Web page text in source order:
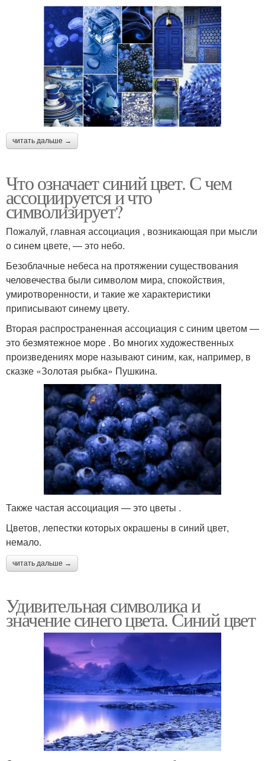
читать дальше →
Что означает синий цвет. С чем
ассоциируется и что
символизирует?
Пожалуй, главная ассоциация , возникающая при мысли
о синем цвете, — это небо.
Безоблачные небеса на протяжении существования
человечества были символом мира, спокойствия,
умиротворенности, и такие же характеристики
приписывают синему цвету.
Вторая распространенная ассоциация с синим цветом —
это безмятежное море . Во многих художественных
произведениях море называют синим, как, например, в
сказке «Золотая рыбка» Пушкина.
Также частая ассоциация — это цветы .
Цветов, лепестки которых окрашены в синий цвет,
немало.
читать дальше →
Удивительная символика и
значение синего цвета. Синий цвет